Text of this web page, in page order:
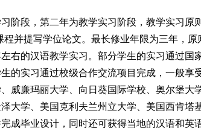
阶段，第二年为教学实习阶段， 教学实习原
程并提写学位论文。最长修业年限为三年，原
右的汉语教学实习。部分学生的实习通过国
的实习通过校级合作交流项目完成，一般享
威廉玛丽大学、向日葵国际学校、奥尔堡大学
大学、美国克利夫兰州立大学、美国西肯塔
成毕业设计，同时还可获得当地的汉语和英